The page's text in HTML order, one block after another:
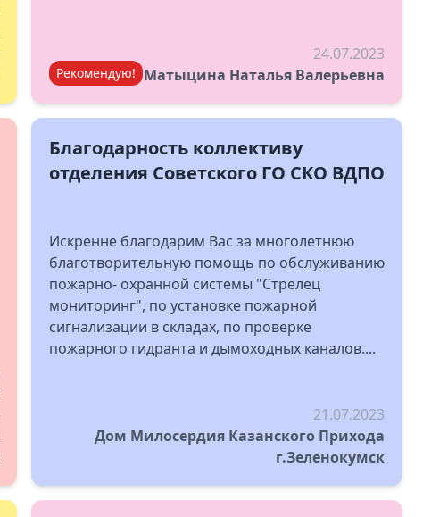
Рекомендую!
24.07.2023
Матыцина Наталья Валерьевна
Благодарность коллективу
отделения Советского ГО СКО ВДПО
Искренне благодарим Вас за многолетнюю
благотворительную помощь по обслуживанию
пожарно- охранной системы "Стрелец
мониторинг", по установке пожарной
сигнализации в складах, по проверке
пожарного гидранта и дымоходных каналов....
21.07.2023
Дом Милосердия Казанского Прихода
г.Зеленокумск